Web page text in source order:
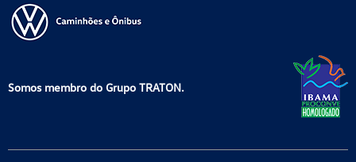
Somos membro do Grupo TRATON.